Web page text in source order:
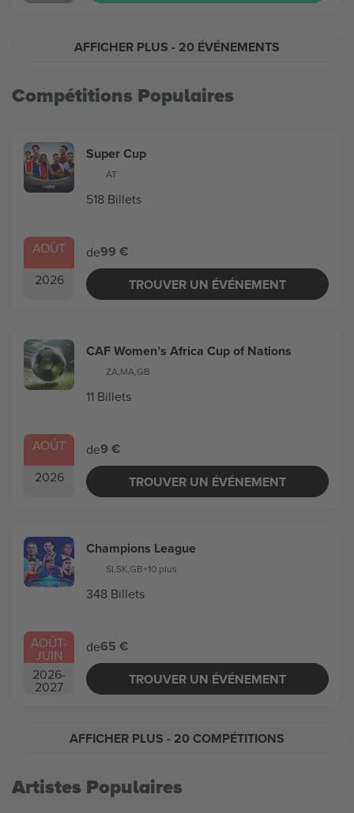
AFFICHER PLUS - 20 ÉVÉNEMENTS
Compétitions Populaires
AOÛT
2026
Super Cup
AT
518 Billets
de99 €
TROUVER UN ÉVÉNEMENT
AOÛT
2026
CAF Women’s Africa Cup of Nations
ZA,MA,GB
11 Billets
de9 €
TROUVER UN ÉVÉNEMENT
AOÛT-
JUIN
2026-
2027
Champions League
SI,SK,GB+10 plus
348 Billets
de65 €
TROUVER UN ÉVÉNEMENT
AFFICHER PLUS - 20 COMPÉTITIONS
Artistes Populaires